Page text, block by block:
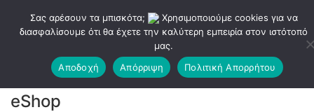
eShop
Σας αρέσουν τα μπισκότα;
Χρησιμοποιούμε cookies για να
διασφαλίσουμε ότι θα έχετε την καλύτερη εμπειρία στον ιστότοπό
μας.
Αποδοχή
Απόρριψη Πολιτική Απορρήτου